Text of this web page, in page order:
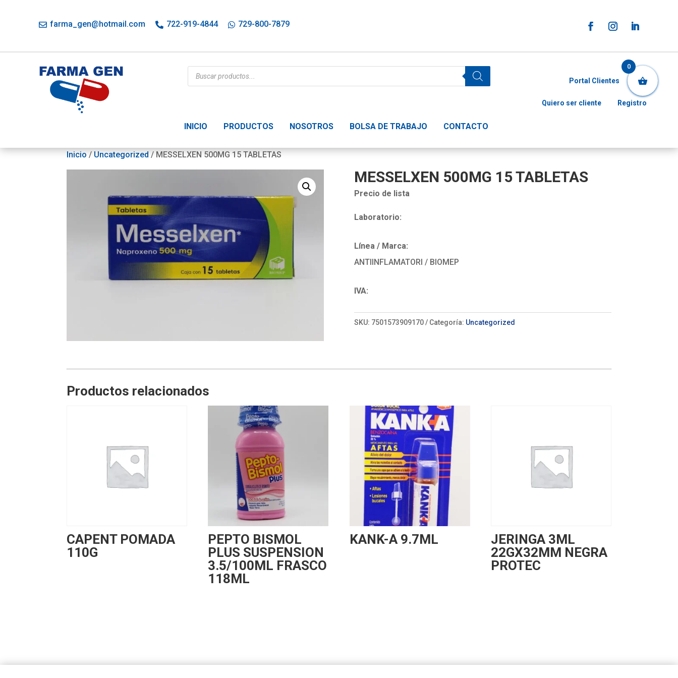
farma_gen@hotmail.com 722-919-4844 729-800-7879
Búsqueda
de
productos
INICIO PRODUCTOS NOSOTROS BOLSA DE TRABAJO CONTACTO
Portal Clientes
Quiero ser cliente Registro
Inicio / Uncategorized / MESSELXEN 500MG 15 TABLETAS
MESSELXEN 500MG 15 TABLETAS
Precio de lista
Laboratorio:
Línea / Marca:
ANTIINFLAMATORI / BIOMEP
IVA:
SKU: 7501573909170 Categoría: Uncategorized
Productos relacionados
CAPENT POMADA
110G
PEPTO BISMOL
PLUS SUSPENSION
3.5/100ML FRASCO
118ML
KANK-A 9.7ML
JERINGA 3ML
22GX32MM NEGRA
PROTEC
0